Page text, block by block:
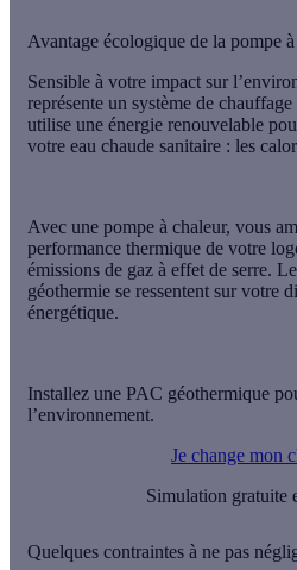
Avantage écologique de la pompe
Sensible à votre impact sur
représente un système de
utilise une énergie renouvelable
votre eau chaude sanitaire : les
Avec une pompe à chaleur, vous
performance thermique de votre
émissions de gaz à effet de serre.
géothermie se ressentent sur votre
énergétique.
Installez une PAC géothermique
l’environnement.
Je change mon
Simulation gratuite
Quelques contraintes à ne pas